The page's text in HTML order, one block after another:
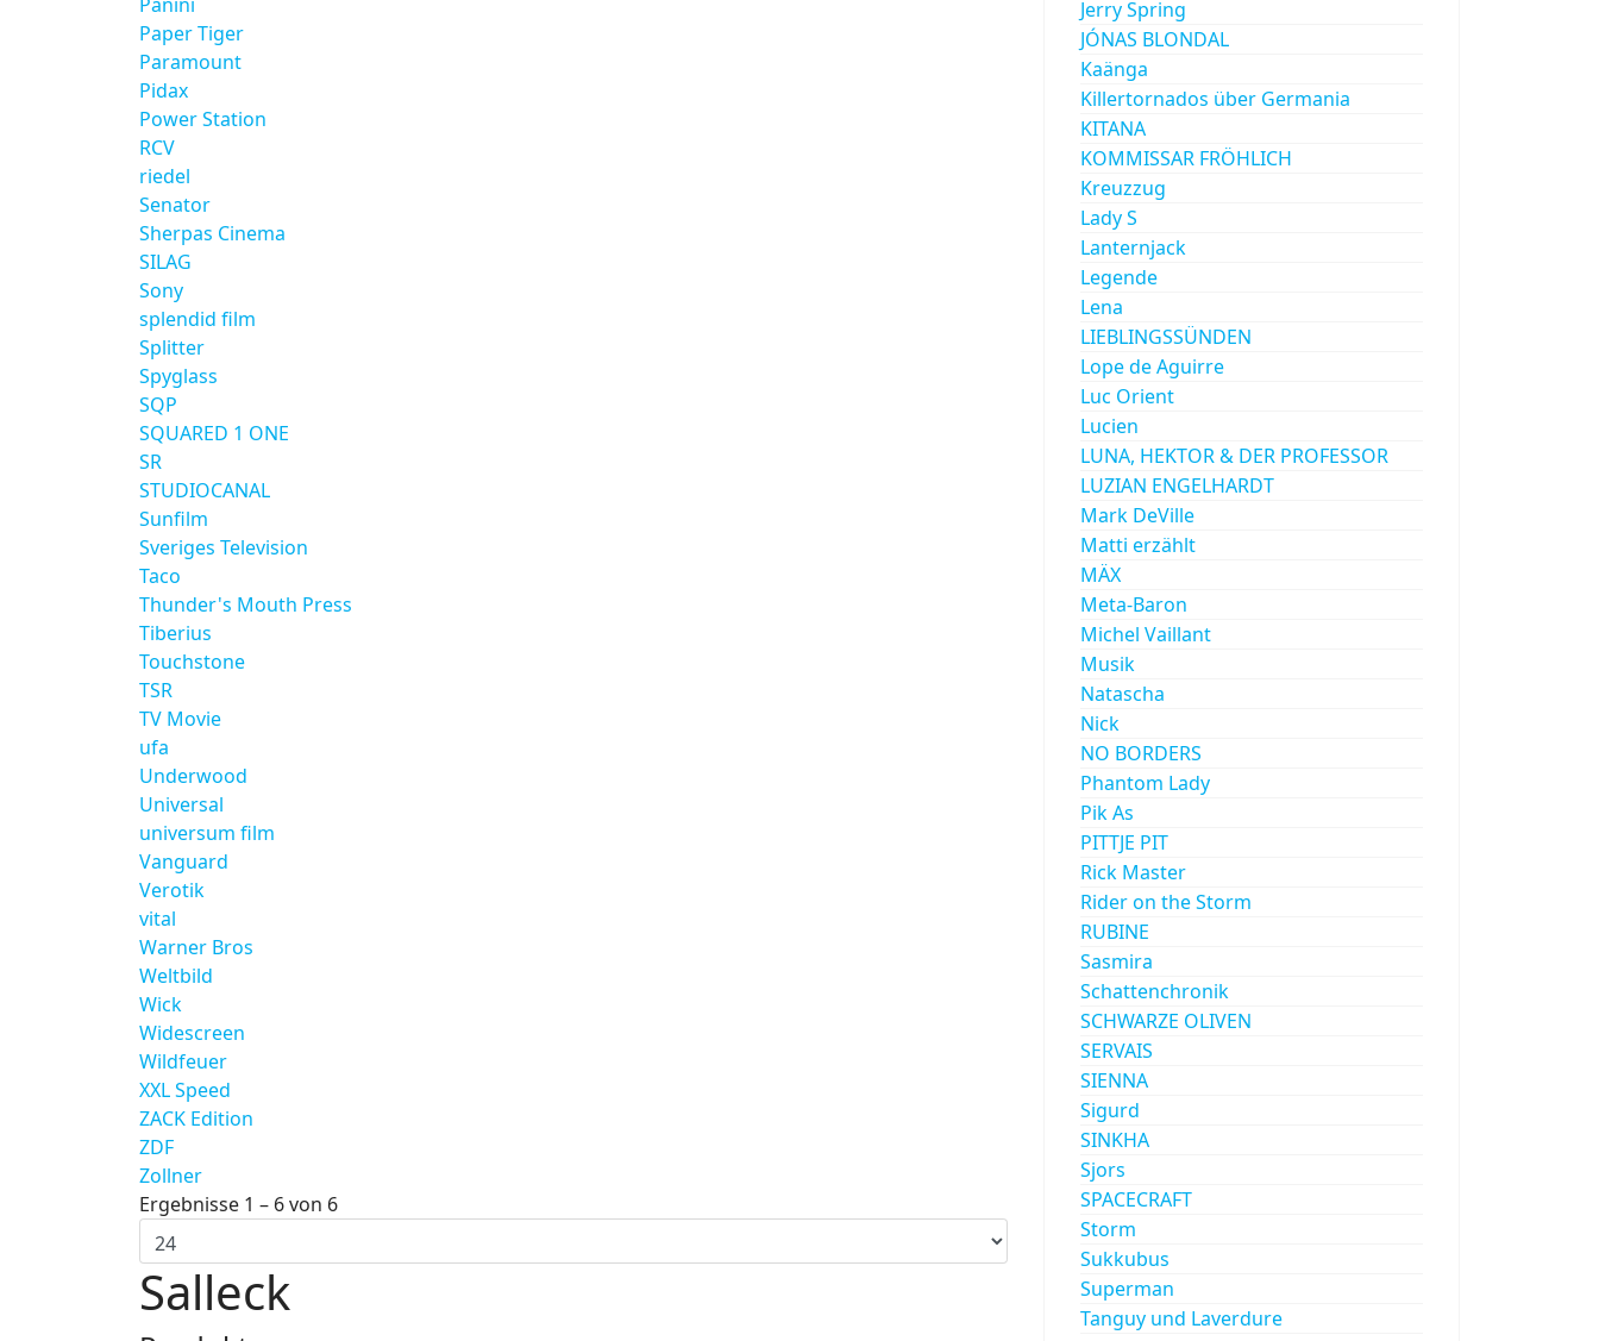
Paper Tiger
Paramount
Pidax
Power Station
RCV
riedel
Senator
Sherpas Cinema
SILAG
Sony
splendid film
Splitter
Spyglass
SQP
SQUARED 1 ONE
SR
STUDIOCANAL
Sunfilm
Sveriges Television
Taco
Thunder's Mouth Press
Tiberius
Touchstone
TSR
TV Movie
ufa
Underwood
Universal
universum film
Vanguard
Verotik
vital
Warner Bros
Weltbild
Wick
Widescreen
Wildfeuer
XXL Speed
ZACK Edition
ZDF
Zollner
Ergebnisse 1 – 6 von 6
Salleck
Jerry Spring
JÓNAS BLONDAL
Kaänga
Killertornados über Germania
KITANA
KOMMISSAR FRÖHLICH
Kreuzzug
Lady S
Lanternjack
Legende
Lena
LIEBLINGSSÜNDEN
Lope de Aguirre
Luc Orient
Lucien
LUNA, HEKTOR & DER PROFESSOR
LUZIAN ENGELHARDT
Mark DeVille
Matti erzählt
MÄX
Meta-Baron
Michel Vaillant
Musik
Natascha
Nick
NO BORDERS
Phantom Lady
Pik As
PITTJE PIT
Rick Master
Rider on the Storm
RUBINE
Sasmira
Schattenchronik
SCHWARZE OLIVEN
SERVAIS
SIENNA
Sigurd
SINKHA
Sjors
SPACECRAFT
Storm
Sukkubus
Superman
Tanguy und Laverdure